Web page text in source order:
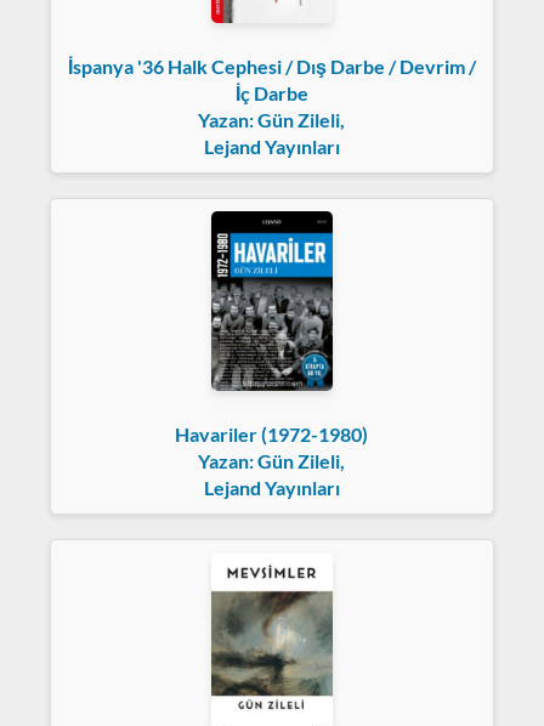
İspanya '36 Halk Cephesi / Dış Darbe / Devrim /
İç Darbe
Yazan: Gün Zileli,
Lejand Yayınları
Havariler (1972-1980)
Yazan: Gün Zileli,
Lejand Yayınları